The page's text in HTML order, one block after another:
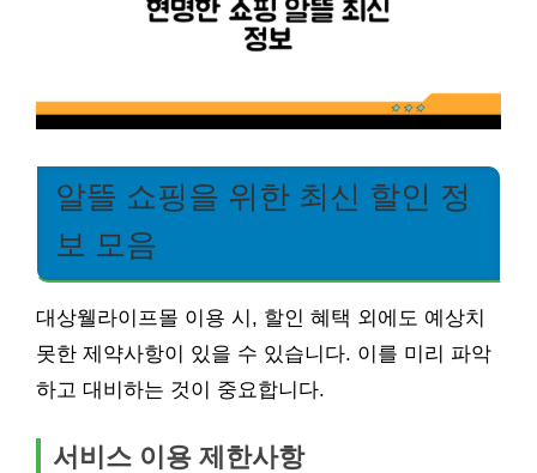
알뜰 쇼핑을 위한 최신 할인 정
보 모음
대상웰라이프몰 이용 시, 할인 혜택 외에도 예상치
못한 제약사항이 있을 수 있습니다. 이를 미리 파악
하고 대비하는 것이 중요합니다.
서비스 이용 제한사항